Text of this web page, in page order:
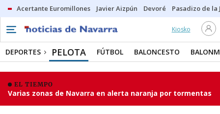
Acertante Euromillones Javier Aizpún Devoré Pasadizo de la
Kiosko
DEPORTES PELOTA FÚTBOL BALONCESTO
EL TIEMPO
Varias zonas de Navarra en alerta naranja por tormentas